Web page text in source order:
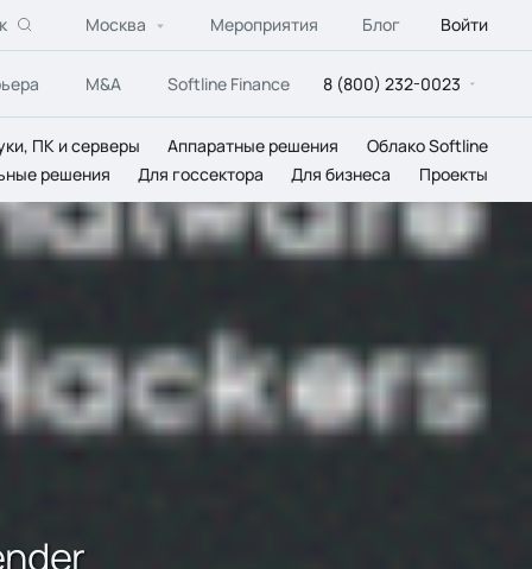
Москва Мероприятия Блог Войти
M&A Softline Finance 8 (800) 232-0023
ПК и серверы Аппаратные решения
Облако Softline
решения Для госсектора Для бизнеса Проекты